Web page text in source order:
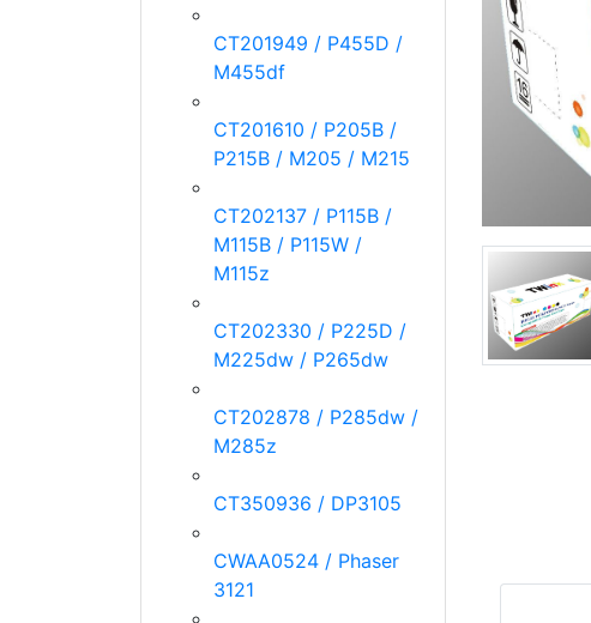
CT201949 / P455D /
M455df
CT201610 / P205B /
P215B / M205 / M215
CT202137 / P115B /
M115B / P115W /
M115z
CT202330 / P225D /
M225dw / P265dw
CT202878 / P285dw /
M285z
CT350936 / DP3105
CWAA0524 / Phaser
3121